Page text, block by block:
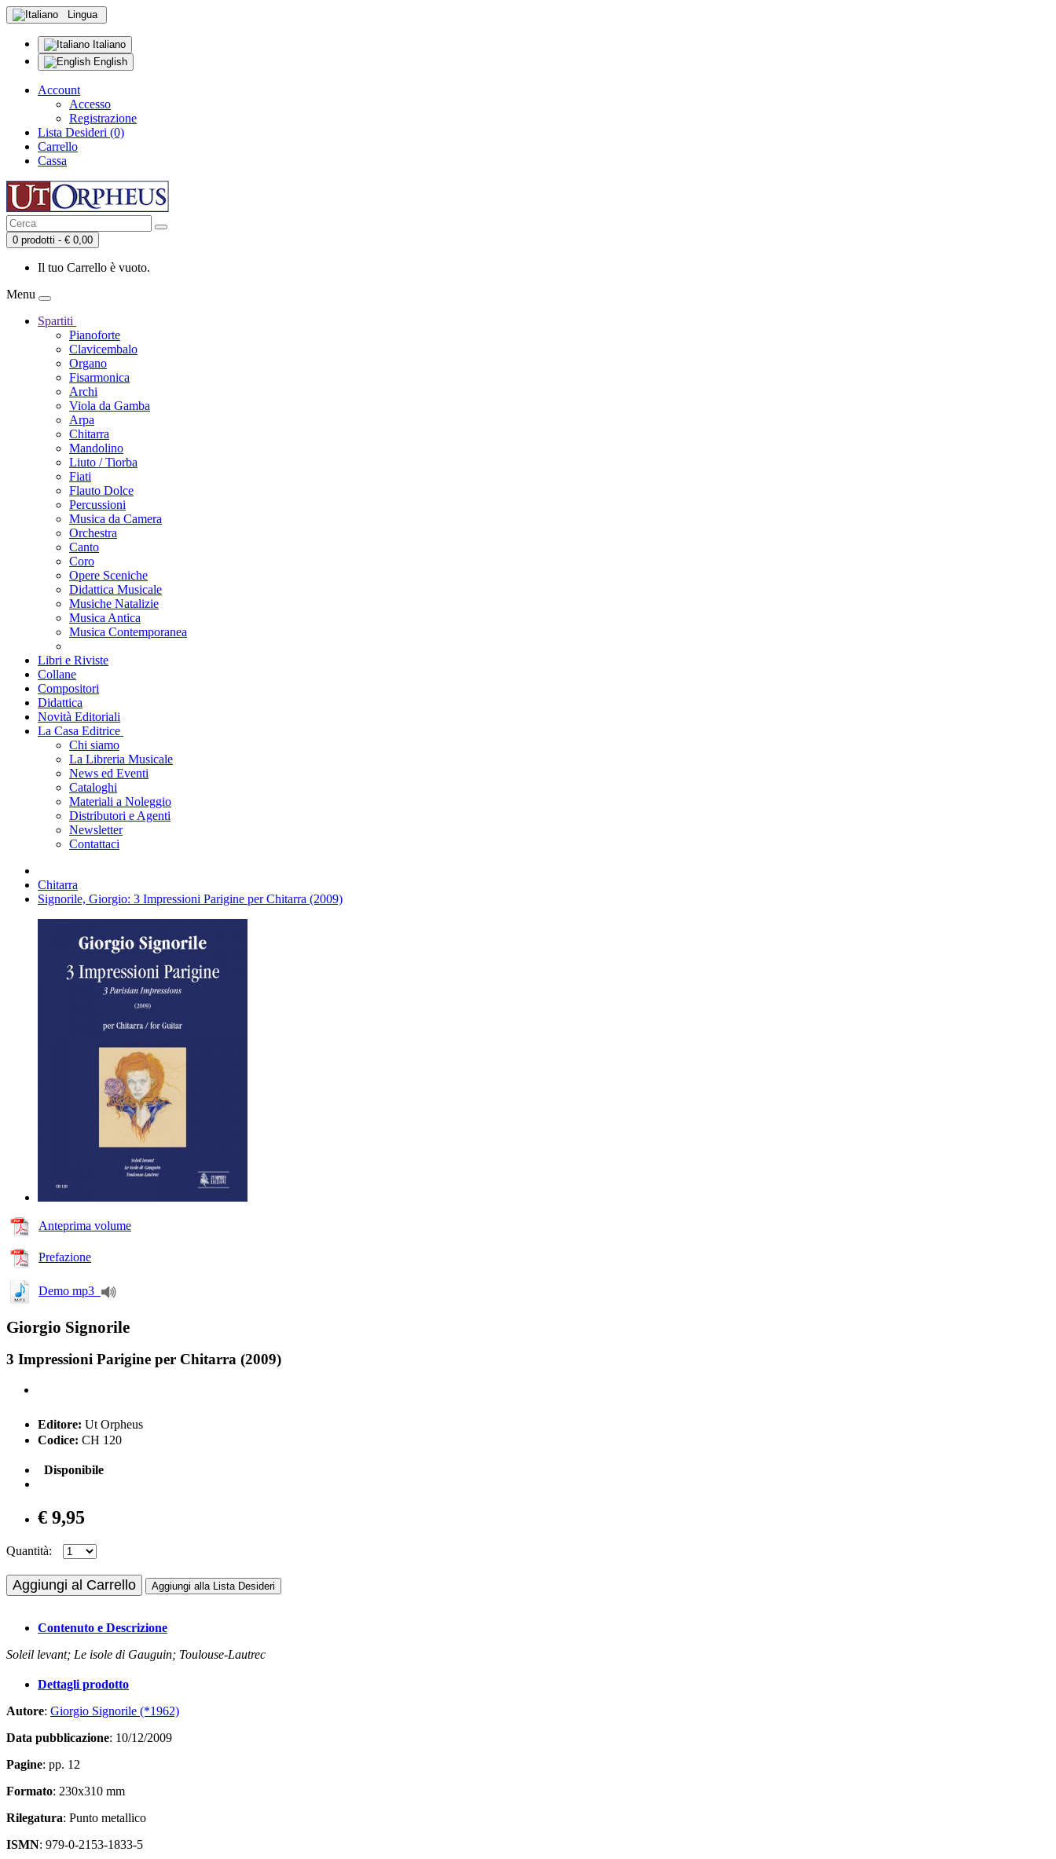
Lingua
Italiano
English
Account
Accesso
Registrazione
Lista Desideri (0)
Carrello
Cassa
0 prodotti - € 0,00
Il tuo Carrello è vuoto.
Menu
Spartiti
Pianoforte
Clavicembalo
Organo
Fisarmonica
Archi
Viola da Gamba
Arpa
Chitarra
Mandolino
Liuto / Tiorba
Fiati
Flauto Dolce
Percussioni
Musica da Camera
Orchestra
Canto
Coro
Opere Sceniche
Didattica Musicale
Musiche Natalizie
Musica Antica
Musica Contemporanea
Libri e Riviste
Collane
Compositori
Didattica
Novità Editoriali
La Casa Editrice
Chi siamo
La Libreria Musicale
News ed Eventi
Cataloghi
Materiali a Noleggio
Distributori e Agenti
Newsletter
Contattaci
Chitarra
Signorile, Giorgio: 3 Impressioni Parigine per Chitarra (2009)
Anteprima volume
Prefazione
Demo mp3
Giorgio Signorile
3 Impressioni Parigine per Chitarra (2009)
Editore: Ut Orpheus
Codice: CH 120
Disponibile
€ 9,95
Quantità:
Aggiungi al Carrello Aggiungi alla Lista Desideri
Contenuto e Descrizione
Soleil levant; Le isole di Gauguin; Toulouse-Lautrec
Dettagli prodotto
Autore: Giorgio Signorile (*1962)
Data pubblicazione: 10/12/2009
Pagine: pp. 12
Formato: 230x310 mm
Rilegatura: Punto metallico
ISMN: 979-0-2153-1833-5